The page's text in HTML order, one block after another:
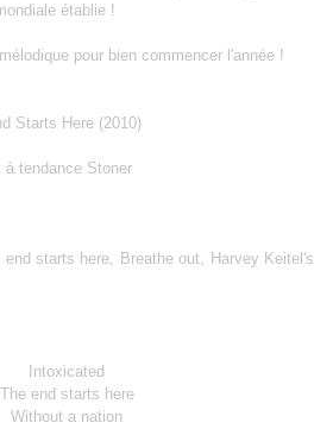
établie !
pour bien commencer l'année !
Starts Here (2010)
tendance Stoner
end starts here, Breathe out, Harvey Keitel's
Intoxicated
The end starts here
Without a nation